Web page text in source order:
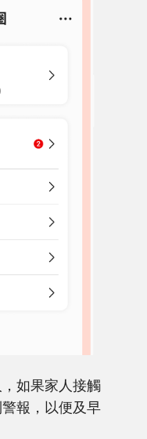
如果家人接觸
報，以便及早